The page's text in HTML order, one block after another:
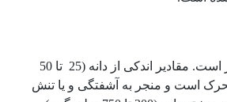
تاثیرات این دارو متغیر است. مقادیر اندکی از دانه (25 تا 50
است و منجر به آشفتگی و یا تنش